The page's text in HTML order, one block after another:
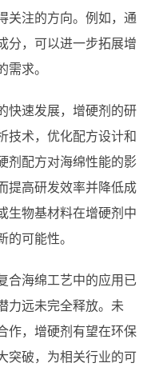
关注的方向。例如，通
分，可以进一步拓展增
需求。
快速发展，增硬剂的研
技术，优化配方设计和
剂配方对海绵性能的影
提高研发效率并降低成
生物基材料在增硬剂中
的可能性。
合海绵工艺中的应用已
力远未完全释放。未
作，增硬剂有望在环保
突破，为相关行业的可